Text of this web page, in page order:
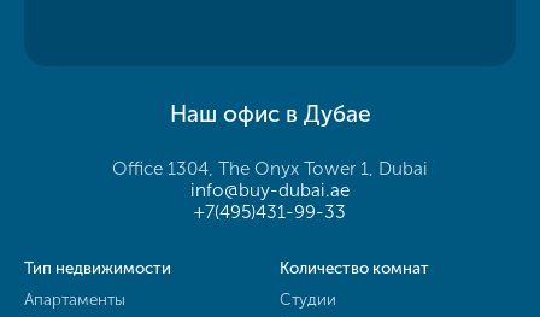
Наш офис в Дубае
Office 1304, The Onyx Tower 1, Dubai
info@buy-dubai.ae
+7(495)431-99-33
Тип недвижимости
Апартаменты
Количество комнат
Студии